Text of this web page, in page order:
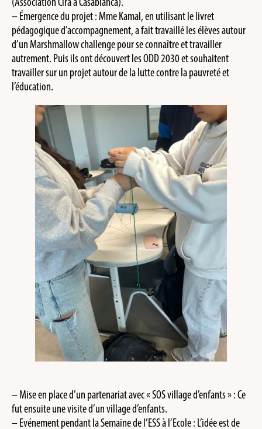
– ⁠Émergence du projet : Mme Kamal, en utilisant le livret
pédagogique d’accompagnement, a fait travaillé les élèves autour
d’un Marshmallow challenge pour se connaître et travailler
autrement. Puis ils ont découvert les ODD 2030 et souhaitent
travailler sur un projet autour de la lutte contre la pauvreté et
l’éducation.
– ⁠Mise en place d’un partenariat avec « SOS village d’enfants » : Ce
fut ensuite une visite d’un village d’enfants.
– Evénement pendant la Semaine de l’ESS à l’Ecole : L’idée est de